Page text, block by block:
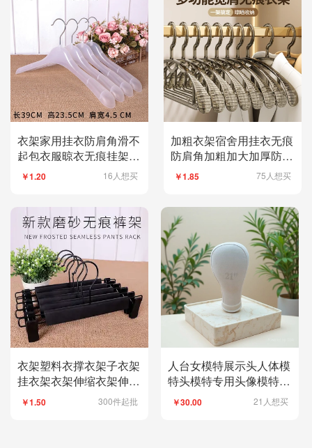
衣架家用挂衣防肩角滑不
起包衣服晾衣无痕挂架衣
撑子衣挂加粗加大
￥1.20 16人想买
加粗衣架宿舍用挂衣无痕
防肩角加粗加大加厚防滑
服装店衣挂晾衣架
￥1.85 75人想买
衣架塑料衣撑衣架子衣架
挂衣架衣架伸缩衣架伸缩
晾衣架裤架裤夹子
￥1.50 300件起批
人台女模特展示头人体模
特头模特专用头像模特头
模特头模特展示头
￥30.00 21人想买